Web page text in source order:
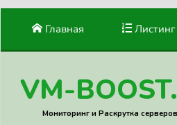
Главная Листинг
VM-BOOST.
Мониторинг и Раскрутка